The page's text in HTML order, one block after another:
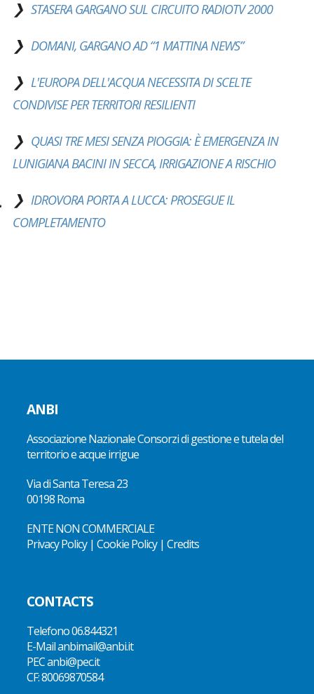
STASERA GARGANO SUL CIRCUITO RADIOTV 2000
DOMANI, GARGANO AD “1 MATTINA NEWS”
L'EUROPA DELL'ACQUA NECESSITA DI SCELTE
CONDIVISE PER TERRITORI RESILIENTI
QUASI TRE MESI SENZA PIOGGIA: È EMERGENZA IN
LUNIGIANA BACINI IN SECCA, IRRIGAZIONE A RISCHIO
IDROVORA PORTA A LUCCA: PROSEGUE IL
COMPLETAMENTO
ANBI
Associazione Nazionale Consorzi di gestione e tutela del
territorio e acque irrigue
Via di Santa Teresa 23
00198 Roma
ENTE NON COMMERCIALE
Privacy Policy| Cookie Policy| Credits
CONTACTS
Telefono06.844321
E-Mailanbimail@anbi.it
PEC anbi@pec.it
CF:80069870584